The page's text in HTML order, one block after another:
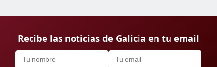
Recibe las noticias de Galicia en tu email